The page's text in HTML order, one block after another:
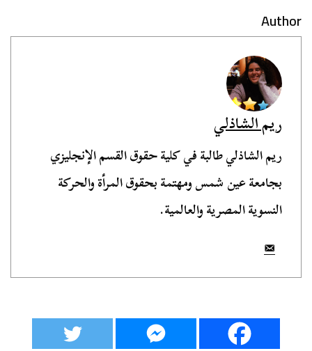
Author
ريم الشاذلي
ريم الشاذلي طالبة في كلية حقوق القسم الإنجليزي
بجامعة عين شمس ومهتمة بحقوق المرأة والحركة
النسوية المصرية والعالمية.